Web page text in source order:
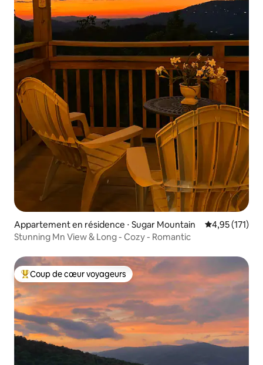
Appartement en résidence ⋅ Sugar Mountain Évaluation
4,95 (171)
Stunning Mn View & Long - Cozy - Romantic
Coups de cœur voyageurs les plus appréciés
Coup de cœur voyageurs